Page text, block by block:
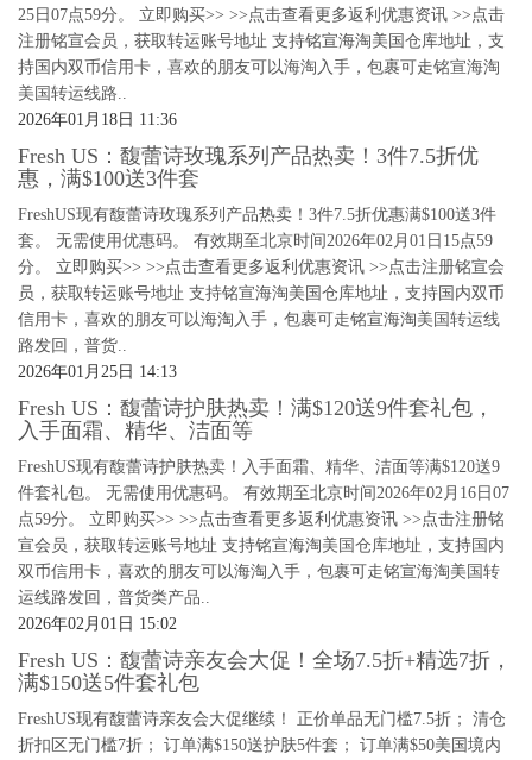
25日07点59分。 立即购买>> >>点击查看更多返利优惠资讯 >>点击
注册铭宣会员，获取转运账号地址 支持铭宣海淘美国仓库地址，支
持国内双币信用卡，喜欢的朋友可以海淘入手，包裹可走铭宣海淘
美国转运线路..
2026年01月18日 11:36
Fresh US：馥蕾诗玫瑰系列产品热卖！3件7.5折优
惠，满$100送3件套
FreshUS现有馥蕾诗玫瑰系列产品热卖！3件7.5折优惠满$100送3件
套。 无需使用优惠码。 有效期至北京时间2026年02月01日15点59
分。 立即购买>> >>点击查看更多返利优惠资讯 >>点击注册铭宣会
员，获取转运账号地址 支持铭宣海淘美国仓库地址，支持国内双币
信用卡，喜欢的朋友可以海淘入手，包裹可走铭宣海淘美国转运线
路发回，普货..
2026年01月25日 14:13
Fresh US：馥蕾诗护肤热卖！满$120送9件套礼包，
入手面霜、精华、洁面等
FreshUS现有馥蕾诗护肤热卖！入手面霜、精华、洁面等满$120送9
件套礼包。 无需使用优惠码。 有效期至北京时间2026年02月16日07
点59分。 立即购买>> >>点击查看更多返利优惠资讯 >>点击注册铭
宣会员，获取转运账号地址 支持铭宣海淘美国仓库地址，支持国内
双币信用卡，喜欢的朋友可以海淘入手，包裹可走铭宣海淘美国转
运线路发回，普货类产品..
2026年02月01日 15:02
Fresh US：馥蕾诗亲友会大促！全场7.5折+精选7折，
满$150送5件套礼包
FreshUS现有馥蕾诗亲友会大促继续！ 正价单品无门槛7.5折； 清仓
折扣区无门槛7折； 订单满$150送护肤5件套； 订单满$50美国境内